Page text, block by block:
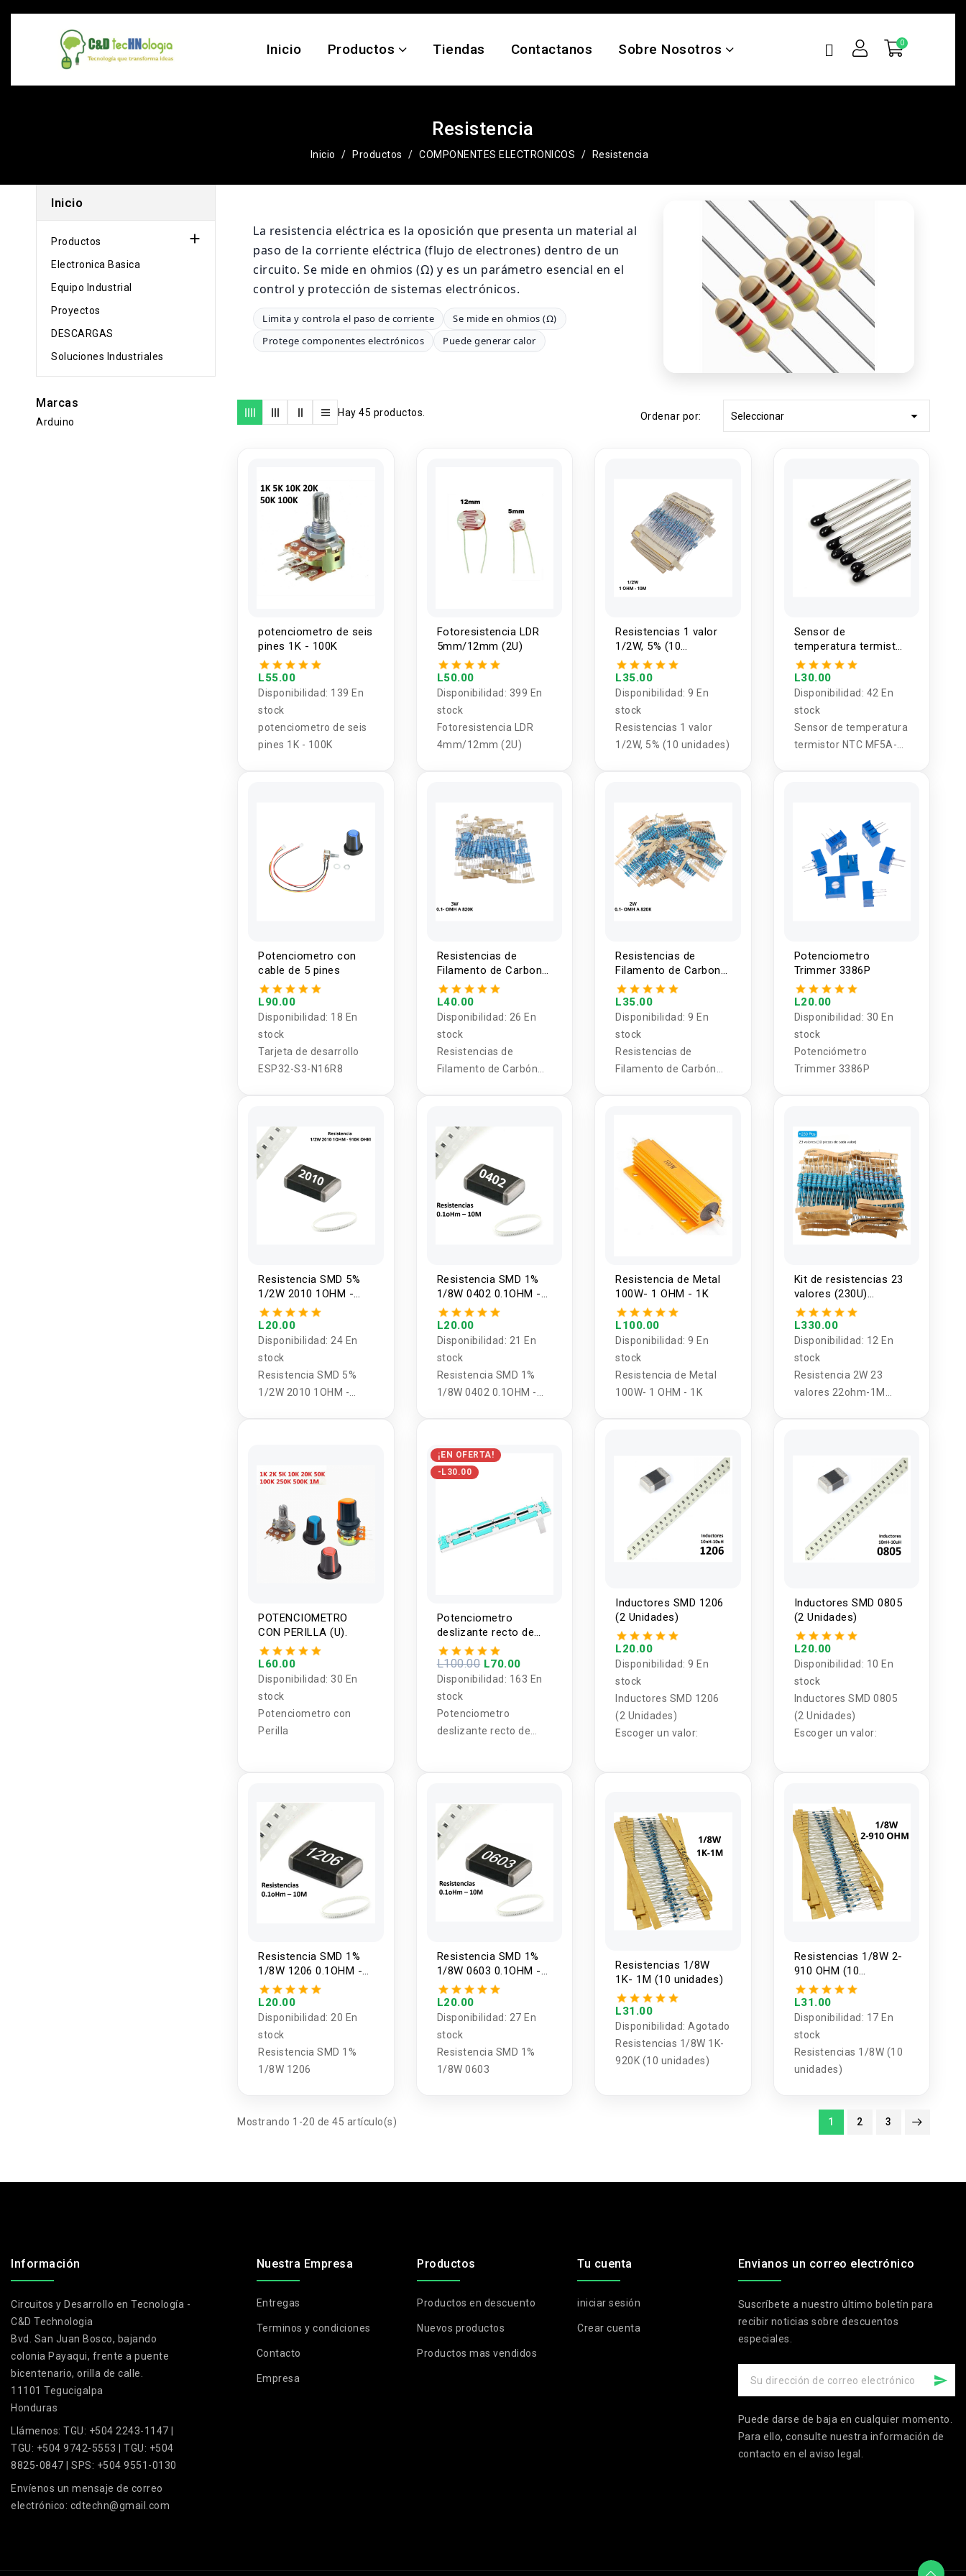
Inicio Productos Tiendas Contactanos Sobre Nosotros
Resistencia
Inicio Productos COMPONENTES ELECTRONICOS Resistencia
Inicio
Productos 
Electronica Basica
Equipo Industrial
Proyectos
DESCARGAS
Soluciones Industriales
Marcas
Arduino
La resistencia eléctrica es la oposición que presenta un material al
paso de la corriente eléctrica (flujo de electrones) dentro de un
circuito. Se mide en ohmios (Ω) y es un parámetro esencial en el
control y protección de sistemas electrónicos.
Limita y controla el paso de corriente
Se mide en ohmios (Ω)
Protege componentes electrónicos
Puede generar calor
Hay 45 productos. Ordenar por: Seleccionar 
potenciometro de seis
pines 1K - 100K
L55.00
Disponibilidad: 139 En
stock
potenciometro de seis
pines 1K - 100K
Fotoresistencia LDR
5mm/12mm (2U)
L50.00
Disponibilidad: 399 En
stock
Fotoresistencia LDR
4mm/12mm (2U)
Resistencias 1 valor
1/2W, 5% (10
unidades)
L35.00
Disponibilidad:9 En
stock
Resistencias 1 valor
1/2W, 5% (10 unidades)
Sensor de
temperatura termistor
NTC MF5A-3 10K 3950
(5U)
L30.00
Disponibilidad: 42 En
stock
Sensor de temperatura
termistor NTC MF5A-3
Potenciometro con
cable de 5 pines
L90.00
Disponibilidad: 18 En
stock
Tarjeta de desarrollo
ESP32-S3-N16R8
Resistencias de
Filamento de Carbon
3W 1% 1 Valor (5
Unidades)
L40.00
Disponibilidad: 26 En
stock
Resistencias de
Filamento de Carbón
Resistencias de
Filamento de Carbon
2W 1% 1 Valor (5
Unidades)
L35.00
Disponibilidad:9 En
stock
Resistencias de
Filamento de Carbón
Potenciometro
Trimmer 3386P
L20.00
Disponibilidad: 30 En
stock
Potenciómetro
Trimmer 3386P
Resistencia SMD 5%
1/2W 2010 1OHM -
910K OHM (5
unidades)
L20.00
Disponibilidad: 24 En
stock
Resistencia SMD 5%
1/2W 2010 1OHM -
Resistencia SMD 1%
1/8W 0402 0.1OHM -
10M OHM (5 unidades)
L20.00
Disponibilidad: 21 En
stock
Resistencia SMD 1%
1/8W 0402 0.1OHM -
Resistencia de Metal
100W- 1 OHM - 1K
L100.00
Disponibilidad:9 En
stock
Resistencia de Metal
100W- 1 OHM - 1K
Kit de resistencias 23
valores (230U)
22ohm-1M 2W
L330.00
Disponibilidad: 12 En
stock
Resistencia 2W 23
valores 22ohm-1M
POTENCIOMETRO
CON PERILLA (U).
L60.00
Disponibilidad: 30 En
stock
Potenciometro con
Perilla
¡EN OFERTA!
-L30.00
Potenciometro
deslizante recto de
doble canal 10K 75mm
L100.00 L70.00
Disponibilidad: 163 En
stock
Potenciometro
deslizante recto de
Inductores SMD 1206
(2 Unidades)
L20.00
Disponibilidad:9 En
stock
Inductores SMD 1206
(2 Unidades)
Escoger un valor:
Inductores SMD 0805
(2 Unidades)
L20.00
Disponibilidad: 10 En
stock
Inductores SMD 0805
(2 Unidades)
Escoger un valor:
Resistencia SMD 1%
1/8W 1206 0.1OHM -
10MOHM (5 unidades)
L20.00
Disponibilidad:20 En
stock
Resistencia SMD 1%
1/8W 1206
Resistencia SMD 1%
1/8W 0603 0.1OHM -
10MOHM (5 unidades)
L20.00
Disponibilidad: 27 En
stock
Resistencia SMD 1%
1/8W 0603
Resistencias 1/8W
1K- 1M (10 unidades)
L31.00
Disponibilidad:Agotado
Resistencias 1/8W 1K-
920K (10 unidades)
Resistencias 1/8W 2-
910 OHM (10
unidades)
L31.00
Disponibilidad: 17 En
stock
Resistencias 1/8W (10
unidades)
Mostrando 1-20 de 45 artículo(s) 1 2 3
Información
Circuitos y Desarrollo en Tecnología -
C&D Technologia
Bvd. San Juan Bosco, bajando
colonia Payaqui, frente a puente
bicentenario, orilla de calle.
11101 Tegucigalpa
Honduras
Llámenos: TGU: +504 2243-1147 |
TGU: +504 9742-5553 | TGU: +504
8825-0847 | SPS: +504 9551-0130
Envíenos un mensaje de correo
electrónico: cdtechn@gmail.com
Nuestra Empresa
Entregas
Terminos y condiciones
Contacto
Empresa
Productos
Productos en descuento
Nuevos productos
Productos mas vendidos
Tu cuenta
iniciar sesión
Crear cuenta
Envianos un correo electrónico
Suscríbete a nuestro último boletín para
recibir noticias sobre descuentos
especiales.
Puede darse de baja en cualquier momento.
Para ello, consulte nuestra información de
contacto en el aviso legal.